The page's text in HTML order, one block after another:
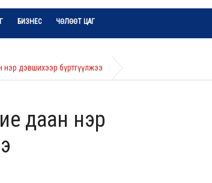
БИЗНЕС ЧӨЛӨӨТ ЦАГ
дэвшихээр бүртгүүлжээ
даан нэр